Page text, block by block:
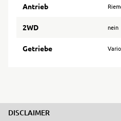
Antrieb
2WD nein
Getriebe
DISCLAIMER